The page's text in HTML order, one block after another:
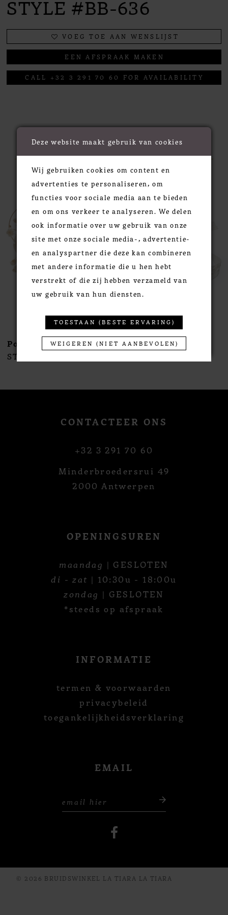
STYLE #BB-636
VOEG TOE AAN WENSLIJST
EEN AFSPRAAK MAKEN
CALL +32 3 291 70 60 FOR AVAILABILITY
RELATED PRODUCTS
Products
Carousel
end
PAUSE AUTOPLAY
PREVIOUS SLIDE
NEXT SLIDE
2
3
4
11
12
14
Poirier
STYLE #NC-1396
Poirier
CONTACTEER ONS
+32 3 291 70 60
Minderbroedersrui 49
2000 Antwerpen
OPENINGSUREN
maandag | GESLOTEN
di - zat | 10:30u - 18:00u
zondag | GESLOTEN
*steeds op afspraak
INFORMATIE
termen & voorwaarden
privacybeleid
toegankelijkheidsverklaring
EMAIL
© 2026 BRUIDSWINKEL LA TIARA LA TIARA
Deze website maakt gebruik van cookies
Wij gebruiken cookies om content en
advertenties te personaliseren, om
functies voor sociale media aan te bieden
en om ons verkeer te analyseren. We delen
ook informatie over uw gebruik van onze
site met onze sociale media-, advertentie-
en analyspartner die deze kan combineren
met andere informatie die u hen hebt
verstrekt of die zij hebben verzameld van
uw gebruik van hun diensten.
TOESTAAN (BESTE ERVARING)
WEIGEREN (NIET AANBEVOLEN)